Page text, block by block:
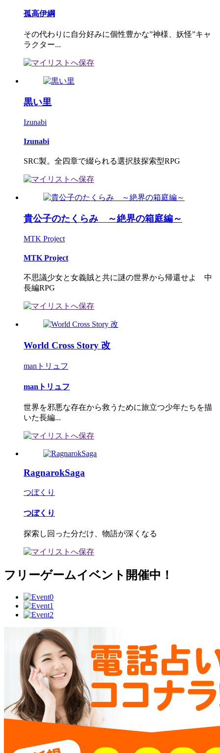
孤高伊綱
その代わりに自分好みに個性豊かな”神様、妖怪”キャ
ラクター...
黒い里
Izunabi
Izunabi
SRC製。全四章で綴られる選択肢探索型RPG
貴公子のたくらみ ～絶界の箱庭編～
MTK Project
MTK Project
不思議少女と女義賊と共に謎の世界から帰還せよ 中
長編RPG
World Cross Story 改
manトリュフ
manトリュフ
世界を邪悪な存在から救うために旅立つ少年たちを描
いた長編...
RagnarokSaga
つぼくり
つぼくり
探索し回った分だけ、物語が深くなる
フリーゲームイベント開催中！